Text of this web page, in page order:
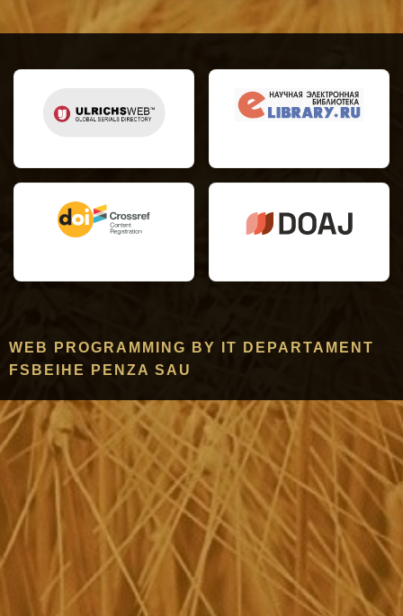
WEB PROGRAMMING BY IT DEPARTAMENT
FSBEIHE PENZA SAU